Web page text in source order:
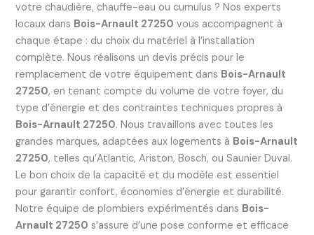
votre chaudière, chauffe-eau ou cumulus ? Nos experts
locaux dans Bois-Arnault 27250 vous accompagnent à
chaque étape : du choix du matériel à l’installation
complète. Nous réalisons un devis précis pour le
remplacement de votre équipement dans Bois-Arnault
27250, en tenant compte du volume de votre foyer, du
type d’énergie et des contraintes techniques propres à
Bois-Arnault 27250. Nous travaillons avec toutes les
grandes marques, adaptées aux logements à Bois-Arnault
27250, telles qu’Atlantic, Ariston, Bosch, ou Saunier Duval.
Le bon choix de la capacité et du modèle est essentiel
pour garantir confort, économies d’énergie et durabilité.
Notre équipe de plombiers expérimentés dans Bois-
Arnault 27250 s’assure d’une pose conforme et efficace